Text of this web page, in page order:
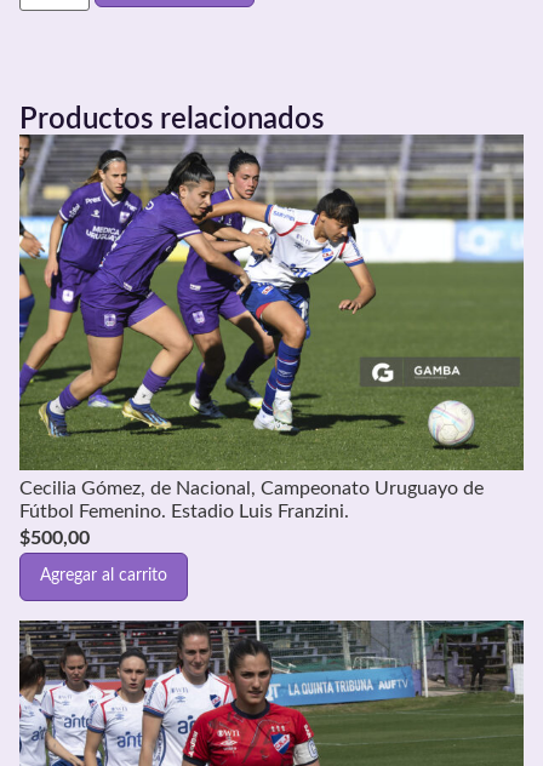
Productos relacionados
Cecilia Gómez, de Nacional, Campeonato Uruguayo de
Fútbol Femenino. Estadio Luis Franzini.
$500,00
Agregar al carrito